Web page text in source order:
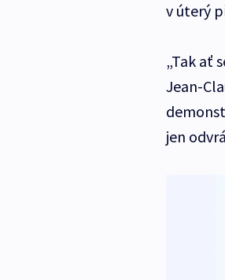
v úterý
„Tak ať
Jean-
jen